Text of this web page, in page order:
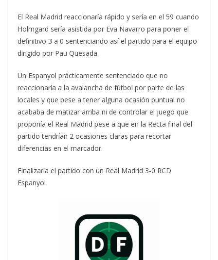
El Real Madrid reaccionaría rápido y sería en el 59 cuando
Holmgard sería asistida por Eva Navarro para poner el
definitivo 3 a 0 sentenciando así el partido para el equipo
dirigido por Pau Quesada.
Un Espanyol prácticamente sentenciado que no
reaccionaría a la avalancha de fútbol por parte de las
locales y que pese a tener alguna ocasión puntual no
acababa de matizar arriba ni de controlar el juego que
proponía el Real Madrid pese a que en la Recta final del
partido tendrían 2 ocasiones claras para recortar
diferencias en el marcador.
Finalizaría el partido con un Real Madrid 3-0 RCD
Espanyol